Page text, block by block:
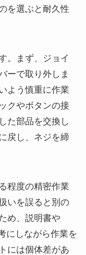
を選ぶと耐久性
。まず、ジョイ
ーで取り外しま
よう慎重に作業
クやボタンの接
た部品を交換し
戻し、ネジを締
程度の精密作業
いを誤ると別の
め、説明書や
にしながら作業を
には個体差があ